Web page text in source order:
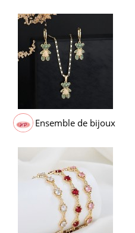
Ensemble de bijoux